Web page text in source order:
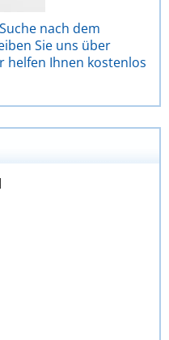
nach dem
Sie uns über
helfen Ihnen kostenlos